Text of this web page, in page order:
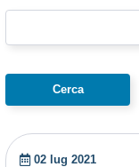
02 lug 2021